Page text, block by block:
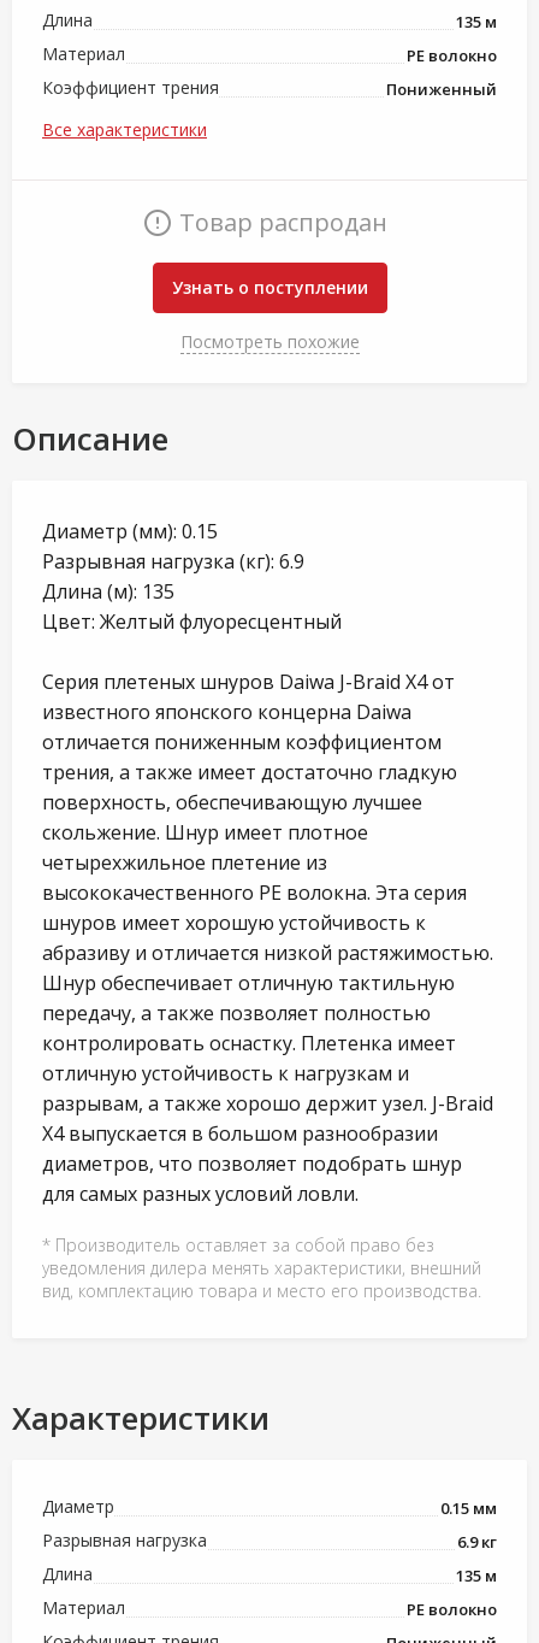
Длина 135 м
Материал PE волокно
Коэффициент трения Пониженный
Все характеристики
Товар распродан
Узнать о поступлении
Посмотреть похожие
Описание
Диаметр (мм): 0.15
Разрывная нагрузка (кг): 6.9
Длина (м): 135
Цвет: Желтый флуоресцентный
Серия плетеных шнуров Daiwa J-Braid X4 от
известного японского концерна Daiwa
отличается пониженным коэффициентом
трения, а также имеет достаточно гладкую
поверхность, обеспечивающую лучшее
скольжение. Шнур имеет плотное
четырехжильное плетение из
высококачественного PE волокна. Эта серия
шнуров имеет хорошую устойчивость к
абразиву и отличается низкой растяжимостью.
Шнур обеспечивает отличную тактильную
передачу, а также позволяет полностью
контролировать оснастку. Плетенка имеет
отличную устойчивость к нагрузкам и
разрывам, а также хорошо держит узел. J-Braid
X4 выпускается в большом разнообразии
диаметров, что позволяет подобрать шнур
для самых разных условий ловли.
* Производитель оставляет за собой право без
уведомления дилера менять характеристики, внешний
вид, комплектацию товара и место его производства.
Характеристики
Диаметр 0.15 мм
Разрывная нагрузка 6.9 кг
Длина 135 м
Материал PE волокно